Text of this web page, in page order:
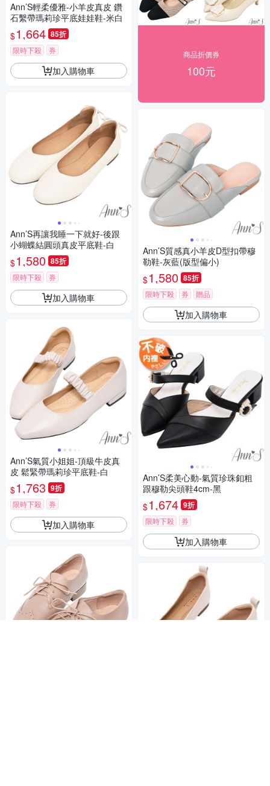
Ann’S輕柔優雅-小羊皮真皮 鑽
石繫帶瑪莉珍平底娃娃鞋-米白
$1,664 85折
限時下殺 券
加入購物車
Ann’S再讓我睡一下就好-後跟
小蝴蝶結圓頭真皮平底鞋-白
$1,580 85折
限時下殺 券
加入購物車
Ann’S氣質小姐姐-頂級牛皮真
皮 鬆緊帶瑪莉珍平底鞋-白
$1,763 9折
限時下殺 券
加入購物車
商品折價券
100元
Ann’S質感真小羊皮D型扣帶穆
勒鞋-灰藍(版型偏小)
$1,580 85折
限時下殺 券 贈品
加入購物車
Ann’S柔美心動-氣質珍珠釦粗
跟穆勒尖頭鞋4cm-黑
$1,674 9折
限時下殺 券
加入購物車